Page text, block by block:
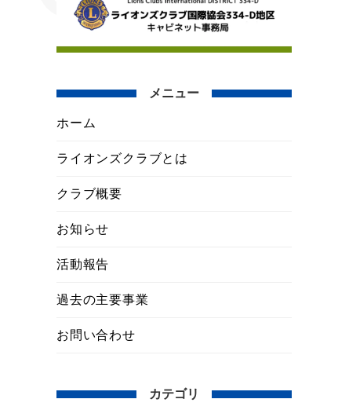
メニュー
ホーム
ライオンズクラブとは
クラブ概要
お知らせ
活動報告
過去の主要事業
お問い合わせ
カテゴリ